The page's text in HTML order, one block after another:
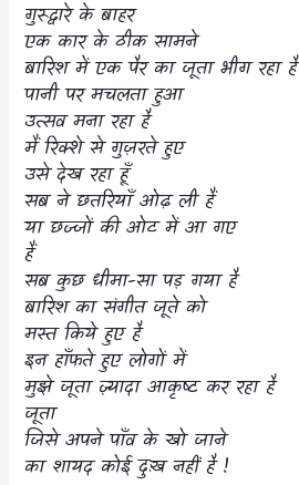
गुरूद्वारे के बाहर
एक कार के ठीक सामने
बारिश में एक पैर का जूता भीग रहा है
पानी पर मचलता हुआ
उत्सव मना रहा है
मैं रिक्शे से गुज़रते हुए
उसे देख रहा हूँ
सब ने छतरियाँ ओढ़ ली हैं
या छज्जों की ओट में आ गए
हैं
सब कुछ धीमा-सा पड़ गया है
बारिश का संगीत जूते को
मस्त किये हुए है
इन हाँफते हुए लोगों में
मुझे जूता ज़्यादा आकृष्ट कर रहा है
जूता
जिसे अपने पाँव के खो जाने
का शायद कोई दुःख नहीं है !